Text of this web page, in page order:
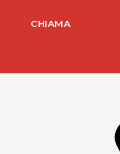
CHIAMA